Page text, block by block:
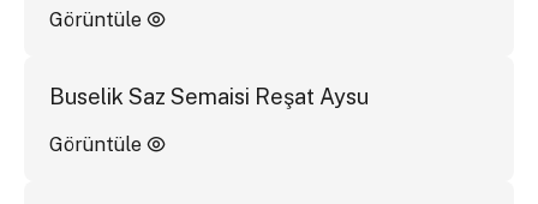
Görüntüle
Buselik Saz Semaisi Reşat Aysu
Görüntüle